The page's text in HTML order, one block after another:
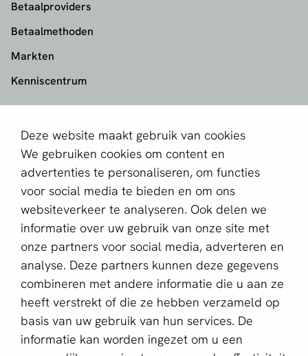
Deze website maakt gebruik van cookies
We gebruiken cookies om content en
advertenties te personaliseren, om functies
voor social media te bieden en om ons
websiteverkeer te analyseren. Ook delen we
informatie over uw gebruik van onze site met
onze partners voor social media, adverteren en
analyse. Deze partners kunnen deze gegevens
combineren met andere informatie die u aan ze
heeft verstrekt of die ze hebben verzameld op
basis van uw gebruik van hun services. De
informatie kan worden ingezet om u een
Betaalproviders
Betaalmethoden
Markten
Kenniscentrum
Contact
Over ons
Partner worden
Schrijf je in voor de nieuwsbrief
E-mailadres *
Deze website wordt beschermd door reCAPTCHA en het
Privacybeleid en deServicevoorwaarden van Google zijn
van toepassing.